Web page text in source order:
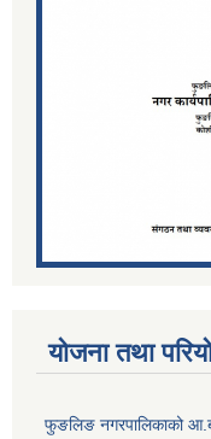
योजना तथा
फुङलिङ नगरपालिकाको